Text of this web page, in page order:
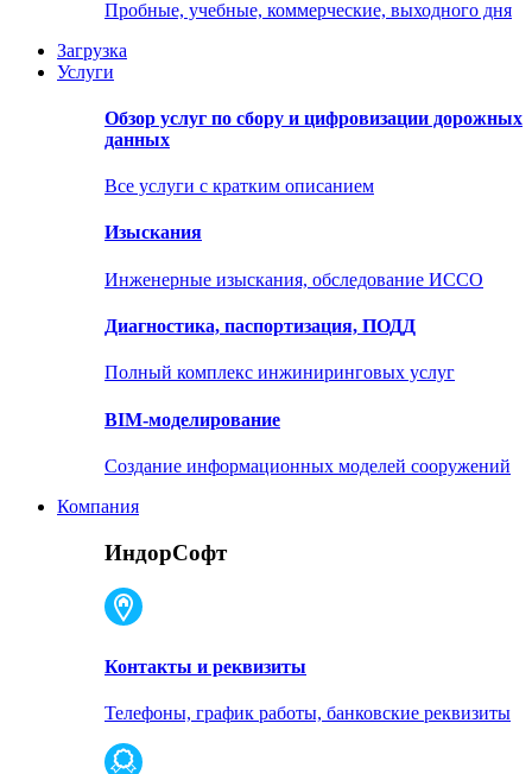
Пробные, учебные, коммерческие, выходного дня
Загрузка
Услуги
Обзор услуг по сбору и цифровизации дорожных
данных
Все услуги с кратким описанием
Изыскания
Инженерные изыскания, обследование ИССО
Диагностика, паспортизация, ПОДД
Полный комплекс инжиниринговых услуг
BIM-моделирование
Создание информационных моделей сооружений
Компания
ИндорСофт
Контакты и реквизиты
Телефоны, график работы, банковские реквизиты